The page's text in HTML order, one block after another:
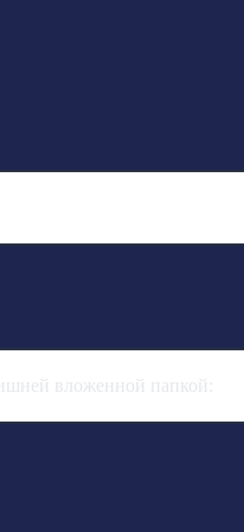
вложенной папкой: